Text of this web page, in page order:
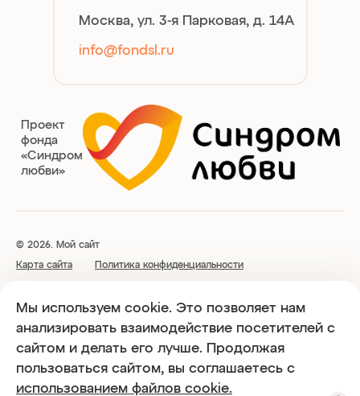
Москва, ул. 3-я Парковая, д. 14А
info@fondsl.ru
Проект
фонда
«Синдром
любви»
© 2026. Мой сайт
Карта сайта
Политика конфиденциальности
Благотворительный Фонд поддержки людей с синдромом Дауна
«Синдром любви» свидетельство о гос. регистрации № 7714015577
от 14.06.2016 года, ОГРН 1167700059262, ИНН 7719449616
Использование любых материалов, размещённых на сайте,
разрешается при условии активной ссылки на sindromlubvi.ru
Мы используем cookie. Это позволяет нам
анализировать взаимодействие посетителей с
сайтом и делать его лучше. Продолжая
пользоваться сайтом, вы соглашаетесь с
использованием файлов cookie.